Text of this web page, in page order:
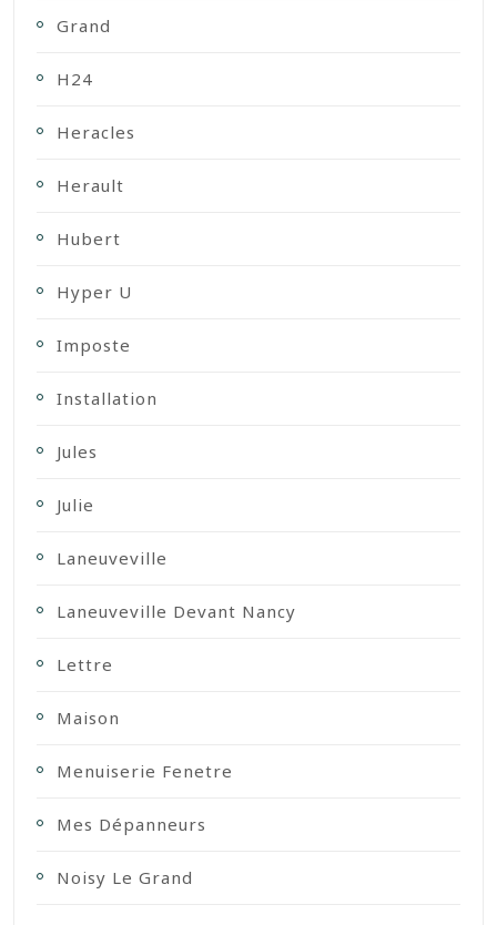
Grand
H24
Heracles
Herault
Hubert
Hyper U
Imposte
Installation
Jules
Julie
Laneuveville
Laneuveville Devant Nancy
Lettre
Maison
Menuiserie Fenetre
Mes Dépanneurs
Noisy Le Grand